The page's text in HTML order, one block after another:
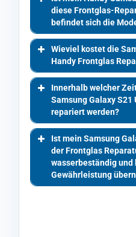
diese Frontglas-
befindet sich die
Wieviel kostet die
Handy Frontglas
Innerhalb welcher
Samsung Galaxy
repariert werden?
Ist mein Samsung
der Frontglas
wasserbeständig und
Gewährleistung